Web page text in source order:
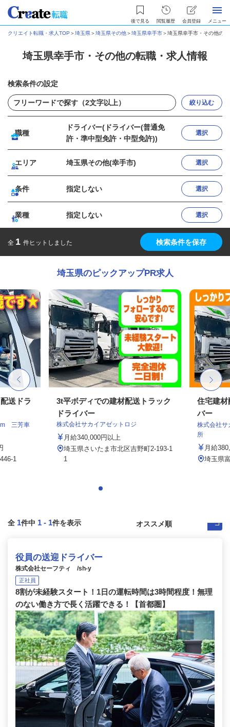
後で見る 閲覧履歴 会員登録 メニュー
クリエイト転職・求人TOP ＞埼玉県＞埼玉県その他＞埼玉県幸手市＞埼玉県幸手市・その他の
埼玉県幸手市・その他の転職・求人情報
検索条件の設定
絞り込む
職種
ドライバー(ドライバー(普通免
許・準中型免許・中型免許))
選択
エリア 埼玉県その他(幸手市) 選択
条件 指定しない 選択
業種 指定しない 選択
全 1 件ヒットしました 検索条件を保存
埼玉県のピックアップPR求人
送ドラ
三芳車
1
3t平ボディでの建材配送トラック
ドライバー
株式会社サカイアゼットロジ
月給340,000円以上
埼玉県さいたま市北区吉野町2-193-1
1
住宅建
バー
株式会社
所
月給
埼玉県
全 1件中 1 - 1件を表示
役員の送迎ドライバー
株式会社セーフティ /sh-y
正社員
8割が未経験スタート！1日の運転時間は3時間程度！無理
のない働き方で長く活躍できる！【首都圏】